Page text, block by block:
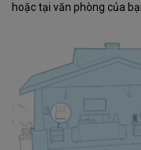
hoặc tại văn phòng của